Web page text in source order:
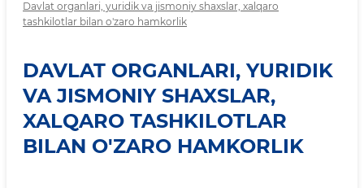
Davlat organlari, yuridik va jismoniy shaxslar, xalqaro
tashkilotlar bilan o'zaro hamkorlik
DAVLAT ORGANLARI, YURIDIK
VA JISMONIY SHAXSLAR,
XALQARO TASHKILOTLAR
BILAN O'ZARO HAMKORLIK